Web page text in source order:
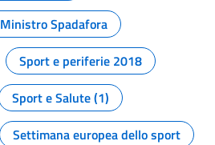
Ministro Spadafora
Sport e periferie 2018
Sport e Salute (1)
Settimana europea dello sport